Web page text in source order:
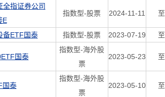
全指证券公司
E
指数型-股票 2024-11-11
备ETF国泰 指数型-股票 2023-07-19
国泰
指数型-海外股
票
2023-05-23
国泰
指数型-海外股
票
2023-05-10